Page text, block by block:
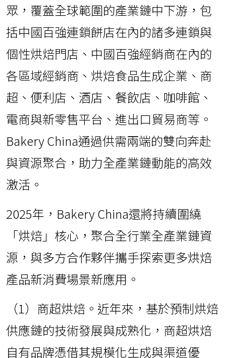
眾，覆蓋全球範圍的產業鏈中下游，包
括中國百強連鎖餅店在內的諸多連鎖與
個性烘焙門店、中國百強經銷商在內的
各區域經銷商、烘焙食品生成企業、商
超、便利店、酒店、餐飲店、咖啡館、
電商與新零售平台、進出口貿易商等。
Bakery China通過供需兩端的雙向奔赴
與資源聚合，助力全產業鏈動能的高效
激活。
2025年，Bakery China還將持續圍繞
「烘焙」核心，聚合全行業全產業鏈資
源，與多方合作夥伴攜手探索更多烘焙
產品新消費場景新應用。
（1）商超烘焙。近年來，基於預制烘焙
供應鏈的技術發展與成熟化，商超烘焙
自有品牌憑借其規模化生成與渠道優